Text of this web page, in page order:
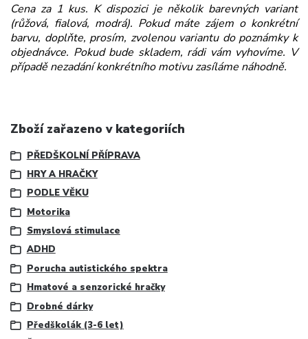
Cena za 1 kus. K dispozici je několik barevných variant
(růžová, fialová, modrá). Pokud máte zájem o konkrétní
barvu, doplňte, prosím, zvolenou variantu do poznámky k
objednávce. Pokud bude skladem, rádi vám vyhovíme. V
případě nezadání konkrétního motivu zasíláme náhodně.
Zboží zařazeno v kategoriích
PŘEDŠKOLNÍ PŘÍPRAVA
HRY A HRAČKY
PODLE VĚKU
Motorika
Smyslová stimulace
ADHD
Porucha autistického spektra
Hmatové a senzorické hračky
Drobné dárky
Předškolák (3-6 let)